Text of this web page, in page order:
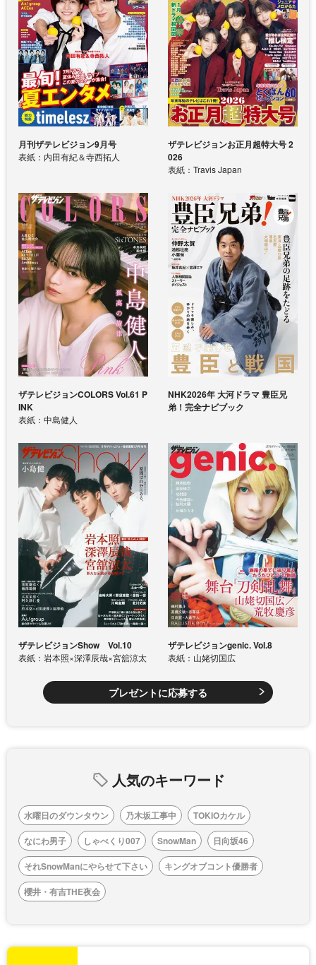
月刊ザテレビジョン9月号
表紙：内田有紀＆寺西拓人
ザテレビジョンお正月超特大号 2
026
表紙：Travis Japan
ザテレビジョンCOLORS Vol.61 P
INK
表紙：中島健人
NHK2026年 大河ドラマ 豊臣兄
弟！完全ナビブック
ザテレビジョンShow Vol.10
表紙：岩本照×深澤辰哉×宮舘涼太
ザテレビジョンgenic. Vol.8
表紙：山姥切国広
プレゼントに応募する
人気のキーワード
水曜日のダウンタウン 乃木坂工事中
TOKIOカケル
なにわ男子
しゃべくり007 SnowMan
日向坂46
それSnowManにやらせて下さい
キングオブコント優勝者
櫻井・有吉THE夜会